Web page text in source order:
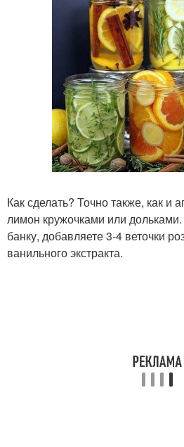
Как сделать? Точно также, как и
лимон кружочками или
банку, добавляете 3-4 веточки
ванильного экстракта.